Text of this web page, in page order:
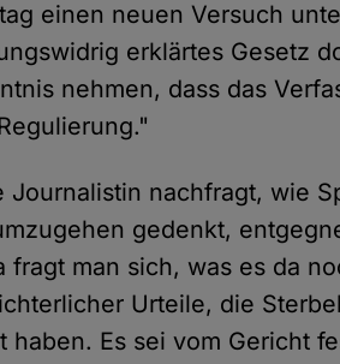
einen neuen Versuch
erklärtes Gesetz
nehmen, dass das
Journalistin nachfragt, wie
gedenkt,
fragt man sich, was es da
Urteile, die
haben. Es sei vom Gericht